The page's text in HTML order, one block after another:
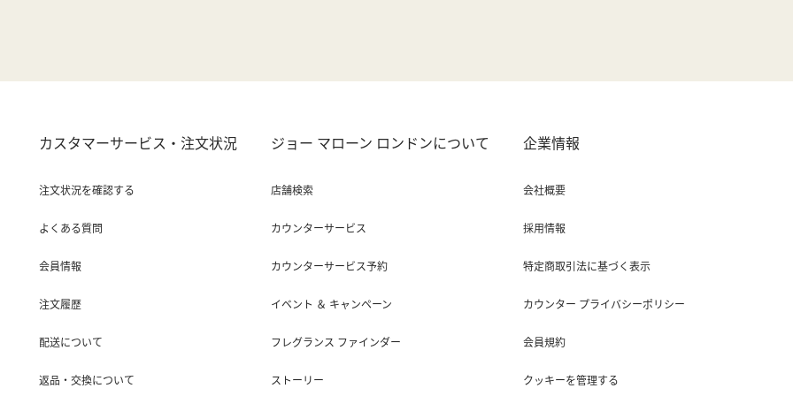
カスタマーサービス・注文状況
注文状況を確認する
よくある質問
会員情報
注文履歴
配送について
返品・交換について
ジョー マローン ロンドンについて
店舗検索
カウンターサービス
カウンターサービス予約
イベント ＆ キャンペーン
フレグランス ファインダー
ストーリー
企業情報
会社概要
採用情報
特定商取引法に基づく表示
カウンター プライバシーポリシー
会員規約
クッキーを管理する